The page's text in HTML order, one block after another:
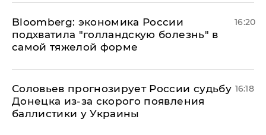
Bloomberg: экономика России
подхватила "голландскую болезнь" в
самой тяжелой форме
16:20
Соловьев прогнозирует России судьбу
Донецка из-за скорого появления
баллистики у Украины
16:18